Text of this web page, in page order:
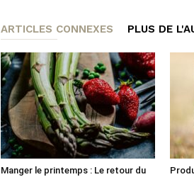
ARTICLES CONNEXES PLUS DE
Manger le printemps : Le retour du